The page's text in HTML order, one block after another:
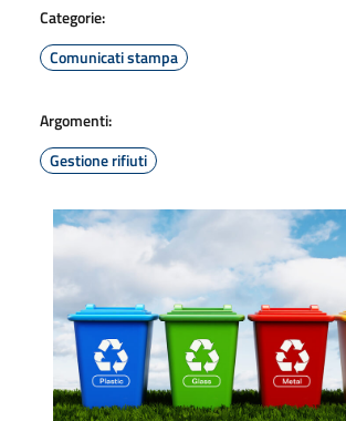
Categorie:
Comunicati stampa
Argomenti:
Gestione rifiuti